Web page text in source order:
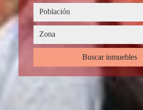
Provincia
Población
Población
Zona
Zona
Buscar inmuebles